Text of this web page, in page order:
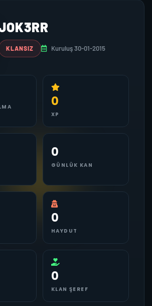
KLANSIZ Kuruluş 30-01-2015
0
XP
0
GÜNLÜK KAN
0
HAYDUT
0
KLAN ŞEREF